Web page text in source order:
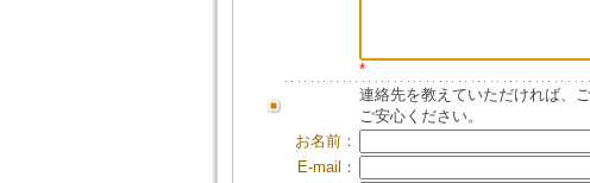
*
連絡先を教えていただければ、
ご安心ください。
お名前：
E-mail：